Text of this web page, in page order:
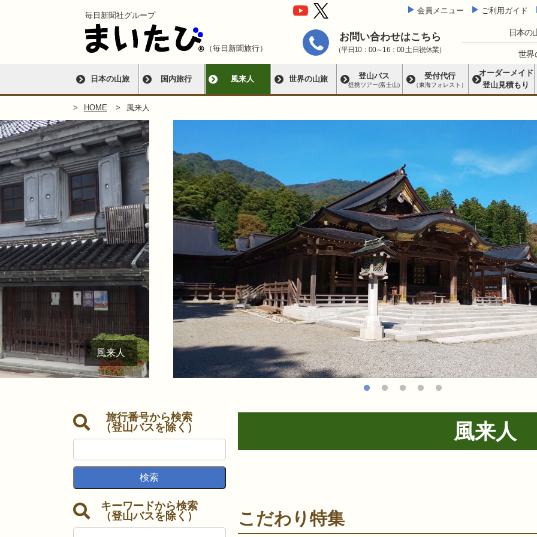
毎日新聞社グループ
（毎日新聞旅行）
会員メニュー ご利用ガイド
お問い合わせはこちら
（平日10：00～16：00 土日祝休業）
日本
世界
日本の山旅 国内旅行 風来人 世界の山旅 登山バス
提携ツアー(富士山)
受付代行
（東海フォレスト）
オーダーメイド
登山見積もり
HOME 風来人
風来人
旅行番号から検索
（登山バスを除く）
キーワードから検索
（登山バスを除く）
風来人
こだわり特集